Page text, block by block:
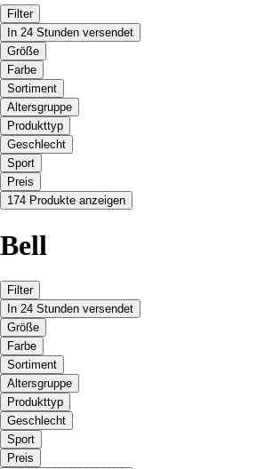
Filter
In 24 Stunden versendet
Größe
Farbe
Sortiment
Altersgruppe
Produkttyp
Geschlecht
Sport
Preis
174 Produkte anzeigen
Bell
Filter
In 24 Stunden versendet
Größe
Farbe
Sortiment
Altersgruppe
Produkttyp
Geschlecht
Sport
Preis